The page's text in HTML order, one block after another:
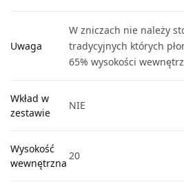
Uwaga
W zniczach nie należy
tradycyjnych których
65% wysokości
Wkład w
zestawie
NIE
Wysokość
wewnętrzna
20